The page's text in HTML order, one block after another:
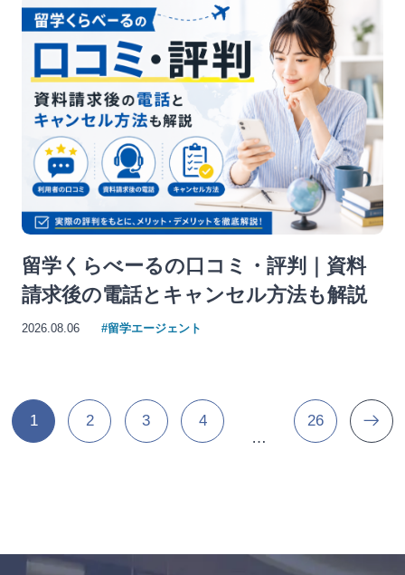
留学くらべーるの口コミ・評判｜資料
請求後の電話とキャンセル方法も解説
2026.08.06 #留学エージェント
1 2 3
4
…
26